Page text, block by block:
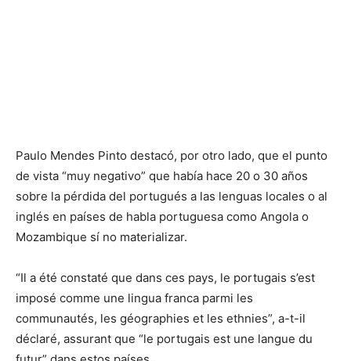
Paulo Mendes Pinto destacó, por otro lado, que el punto
de vista “muy negativo” que había hace 20 o 30 años
sobre la pérdida del portugués a las lenguas locales o al
inglés en países de habla portuguesa como Angola o
Mozambique sí no materializar.
“Il a été constaté que dans ces pays, le portugais s’est
imposé comme une lingua franca parmi les
communautés, les géographies et les ethnies”, a-t-il
déclaré, assurant que “le portugais est une langue du